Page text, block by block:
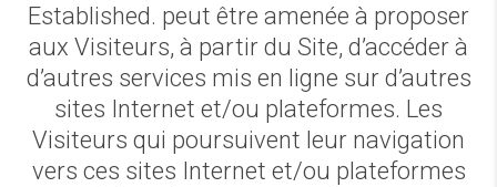
Established. peut être amenée à proposer
aux Visiteurs, à partir du Site, d’accéder à
d’autres services mis en ligne sur d’autres
sites Internet et/ou plateformes. Les
Visiteurs qui poursuivent leur navigation
vers ces sites Internet et/ou plateformes